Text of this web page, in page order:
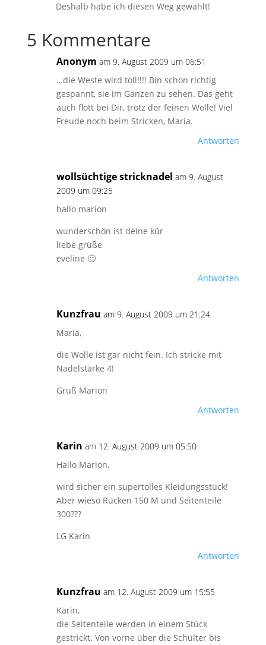
Deshalb habe ich diesen Weg gewählt!
5 Kommentare
Anonym am 9. August 2009 um 06:51
…die Weste wird toll!!!! Bin schon richtig
gespannt, sie im Ganzen zu sehen. Das geht
auch flott bei Dir, trotz der feinen Wolle! Viel
Freude noch beim Stricken, Maria.
Antworten
wollsüchtige stricknadel am 9. August
2009 um 09:25
hallo marion
wunderschön ist deine kür
liebe grüße
eveline 🙂
Antworten
Kunzfrau am 9. August 2009 um 21:24
Maria,
die Wolle ist gar nicht fein. Ich stricke mit
Nadelstärke 4!
Gruß Marion
Antworten
Karin am 12. August 2009 um 05:50
Hallo Marion,
wird sicher ein supertolles Kleidungsstück!
Aber wieso Rücken 150 M und Seitenteile
300???
LG Karin
Antworten
Kunzfrau am 12. August 2009 um 15:55
Karin,
die Seitenteile werden in einem Stück
gestrickt. Von vorne über die Schulter bis